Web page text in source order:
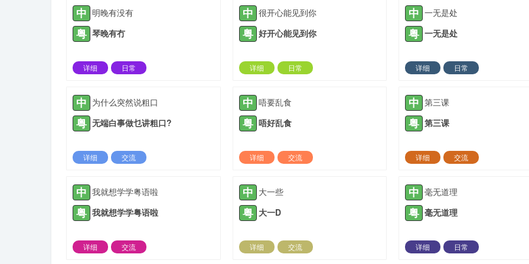
中 明晚有没有
粤 琴晚有冇
详细
日常
中 很开心能见到你
粤 好开心能见到你
详细
日常
中 一无是处
粤 一无是处
详细
日常
中 为什么突然说粗口
粤 无端白事做乜讲粗口?
详细
交流
中 唔要乱食
粤 唔好乱食
详细
交流
中 第三课
粤 第三课
详细
交流
中 我就想学学粤语啦
粤 我就想学学粤语啦
详细
交流
中 大一些
粤 大一D
详细
交流
中 毫无道理
粤 毫无道理
详细
日常